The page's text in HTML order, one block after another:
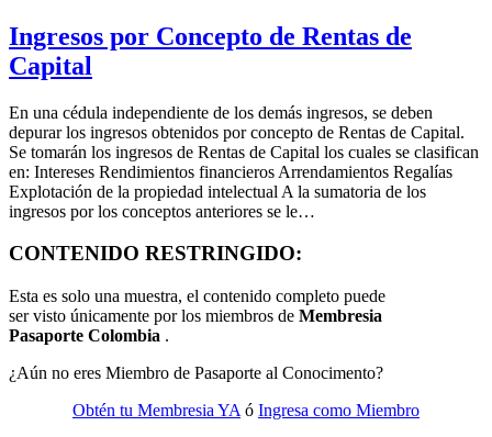
Ingresos por Concepto de Rentas de
Capital
En una cédula independiente de los demás ingresos, se deben
depurar los ingresos obtenidos por concepto de Rentas de Capital.
Se tomarán los ingresos de Rentas de Capital los cuales se clasifican
en: Intereses Rendimientos financieros Arrendamientos Regalías
Explotación de la propiedad intelectual A la sumatoria de los
ingresos por los conceptos anteriores se le…
CONTENIDO RESTRINGIDO:
Esta es solo una muestra, el contenido completo puede
ser visto únicamente por los miembros de Membresia
Pasaporte Colombia .
¿Aún no eres Miembro de Pasaporte al Conocimento?
Obtén tu Membresia YA ó Ingresa como Miembro